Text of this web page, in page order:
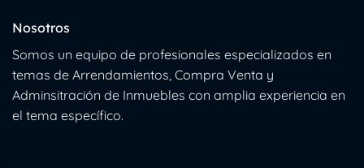
Nosotros
Somos un equipo de profesionales especializados en
temas de Arrendamientos, Compra Venta y
Adminsitración de Inmuebles con amplia experiencia en
el tema específico.